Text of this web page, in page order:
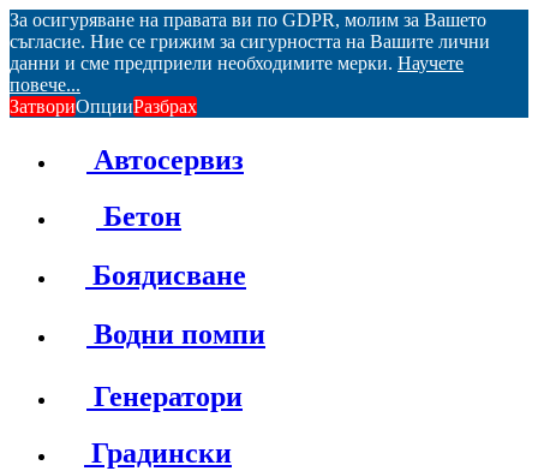
За осигуряване на правата ви по GDPR, молим за Вашето
съгласие. Ние се грижим за сигурността на Вашите лични
данни и сме предприели необходимите мерки. Научете
повече...
ЗатвориОпцииРазбрах
Автосервиз
Бетон
Боядисване
Водни помпи
Генератори
Градински